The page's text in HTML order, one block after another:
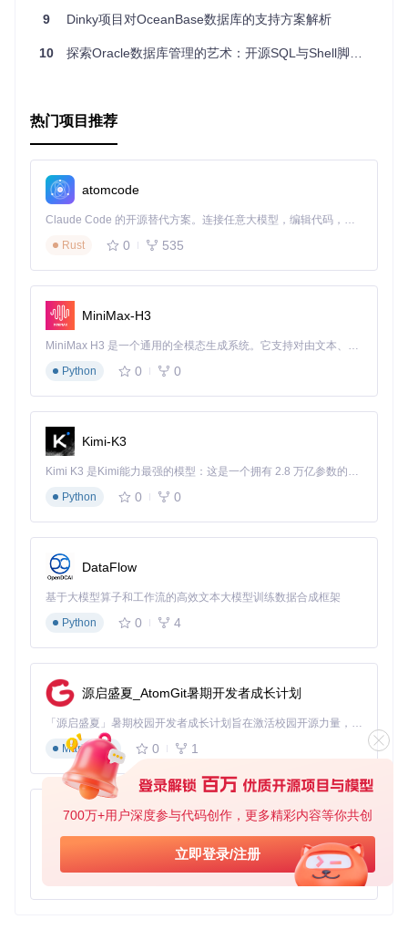
700万+用户深度参与代码创作，更多精彩内容等你共创
立即登录/注册
如果你正在寻找一款强大且易用的Oracle管理工具，TOra无
邮件列表和GitHub报告问题或提出建议。让我们一起探索TOr
9 Dinky项目对OceanBase数据库的支持方案解析
10 探索Oracle数据库管理的艺术：开源SQL与Shell脚本工具箱
热门项目推荐
atomcode
Claude Code 的开源替代方案。连接任意大模型，编辑代码，运行命令，自动验证 — 全自动执行。用 Rust 构建，极致性能。 ｜ An open-source alternative to Claude Code. Connect any LLM, edit code, run commands, and verify changes — autonomously. Built in Rust for speed. Get Started
Rust
0 535
MiniMax-H3
MiniMax H3 是一个通用的全模态生成系统。它支持对由文本、图像、视频和音频组成的多模态上下文进行统一理解，并能生成分辨率高达 2K、时长可达 15 秒的带原生立体声音频的视频。得益于面向任务泛化的系统设计，H3 在预训练阶段就已具备广泛的多模态上下文理解与生成能力，能够出色地执行复杂的多模态指令。
Python
0 0
Kimi-K3
Kimi K3 是Kimi能力最强的模型：这是一个拥有 2.8 万亿参数的混合专家（MoE）模型，具备原生视觉理解能力，并支持 100 万 token 的上下文窗口。
Python
0 0
DataFlow
基于大模型算子和工作流的高效文本大模型训练数据合成框架
Python
0 4
源启盛夏_AtomGit暑期开发者成长计划
「源启盛夏」暑期校园开发者成长计划旨在激活校园开源力量，通过积分激励、认证扶持、资源倾斜等形式，引导高校组织和开发者完成「入驻 — 建项目 — 做贡献 — 获认证 — 得资源」的完整闭环。无论你是想带领社团入驻平台的组织者，还是希望用代码贡献证明自己的开发者，都能在这里找到属于你的成长路径。
Markdown
0 1
py-xiaozhi
基于Python的Xiaozhi AI，适用于想要完整Xiaozhi体验而无需拥有专用硬件的用户。
Python
0 1